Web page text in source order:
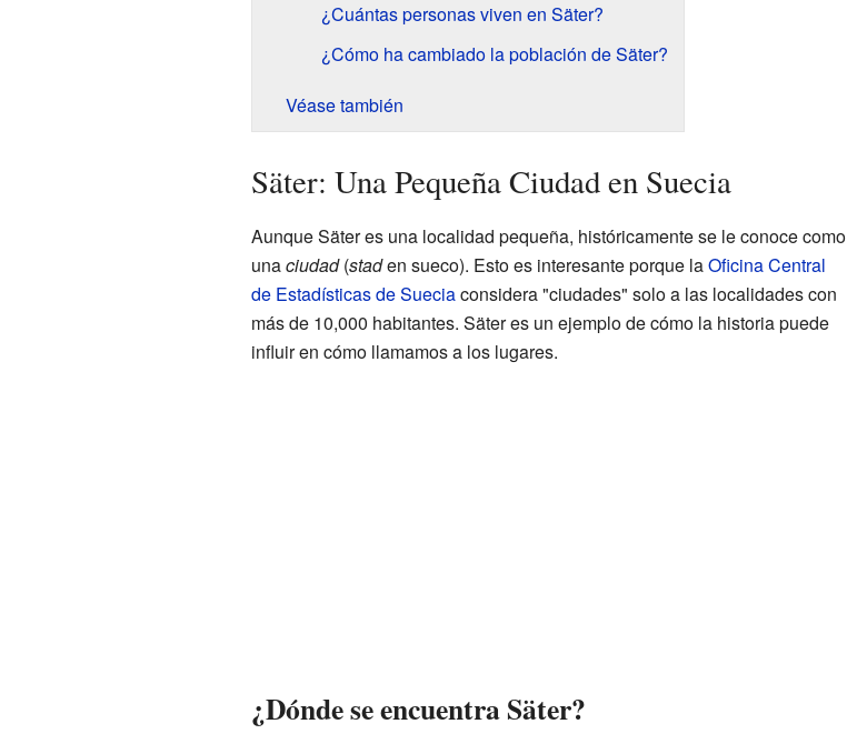
¿Cuántas personas viven en Säter?
¿Cómo ha cambiado la población de Säter?
Véase también
Säter: Una Pequeña Ciudad en Suecia
Aunque Säter es una localidad pequeña, históricamente se le conoce como
unaciudad(staden sueco). Esto es interesante porque laOficina Central
de Estadísticas de Sueciaconsidera "ciudades" solo a las localidades con
más de 10,000 habitantes. Säter es un ejemplo de cómo la historia puede
influir en cómo llamamos a los lugares.
¿Dónde se encuentra Säter?